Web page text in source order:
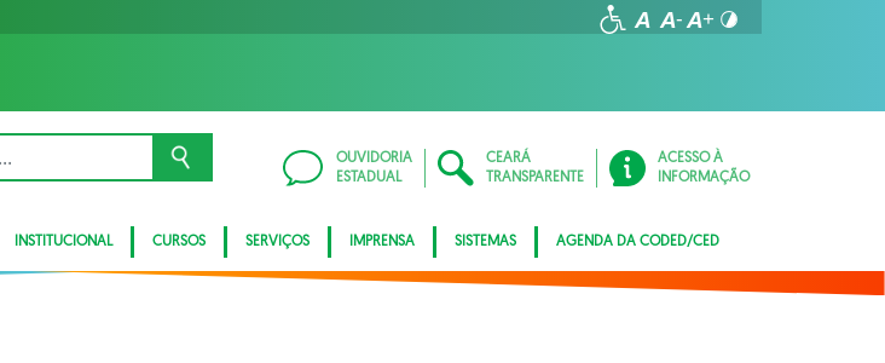
OUVIDORIA
ESTADUAL
CEARÁ
TRANSPARENTE
ACESSO À
INFORMAÇÃO
INSTITUCIONAL CURSOS SERVIÇOS IMPRENSA SISTEMAS AGENDA DA CODED/CED